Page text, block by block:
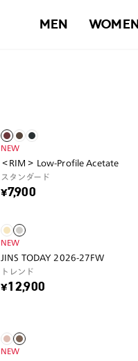
MEN WOMEN
NEW
＜RIM＞ Low-Profile Acetate
スタンダード
¥7,900
NEW
JINS TODAY 2026-27FW
トレンド
¥12,900
NEW